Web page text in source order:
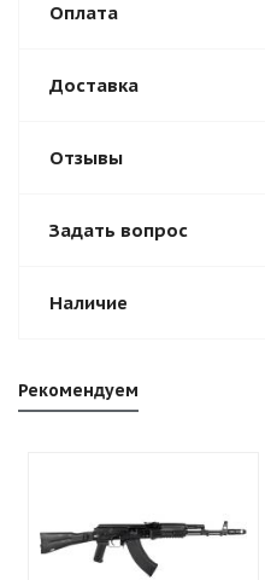
Оплата
Доставка
Отзывы
Задать вопрос
Наличие
Рекомендуем